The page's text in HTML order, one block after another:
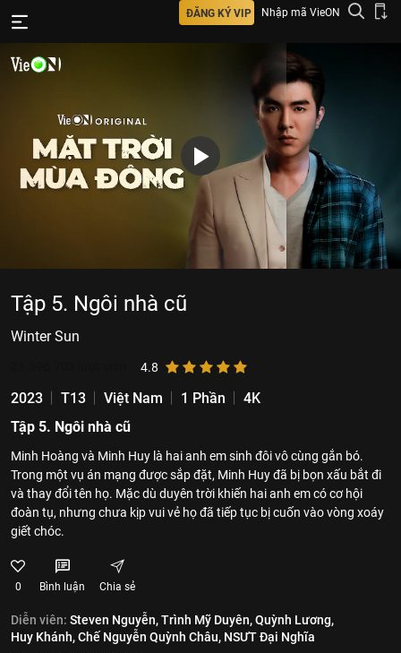
ĐĂNG KÝ VIP Nhập mã VieON
Tập 5. Ngôi nhà cũ
Winter Sun
4.8
2023 T13 Việt Nam 1 Phần
4K
Tập 5. Ngôi nhà cũ
Minh Hoàng và Minh Huy là hai anh em sinh đôi vô cùng gắn bó.
Trong một vụ án mạng được sắp đặt, Minh Huy đã bị bọn xấu bắt đi
và thay đổi tên họ. Mặc dù duyên trời khiến hai anh em có cơ hội
đoàn tụ, nhưng chưa kịp vui vẻ họ đã tiếp tục bị cuốn vào vòng xoáy
giết chóc.
0 Bình luận Chia sẻ
Diễn viên: Steven Nguyễn,Trình Mỹ Duyên,Quỳnh Lương,
Huy Khánh,Chế Nguyễn Quỳnh Châu, NSƯT Đại Nghĩa